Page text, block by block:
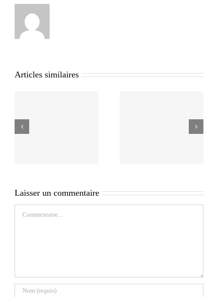
Articles similaires
Laisser un commentaire
Commentaire